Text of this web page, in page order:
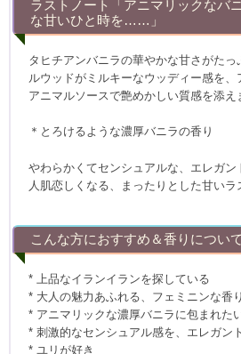
ラストノート「アニマリックなバ
な甘いひと時を……」
タヒチアンバニラの華やかな甘さがた
ルウッドがミルキーなウッディー感を
アニマルソースで艶めかしい質感を添え
＊とろけるような濃厚バニラの香り
やわらかくてセンシュアルな、エレガン
人肌恋しくなる、まったりとした甘いラ
こんな方におすすめ＆香りについて
* 上品なイランイランを探している
* 大人の魅力あふれる、フェミニンな香
* アニマリックな濃厚バニラに包まれた
* 刺激的なセンシュアル感を、エレガン
* ユリが好き